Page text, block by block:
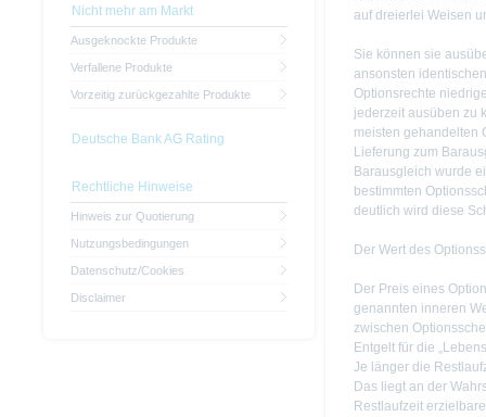
auf dreierlei Weisen
Sie können sie
ansonsten
Optionsrechte
jederzeit ausüben zu
meisten gehandelten
Lieferung zum
Barausgleich wurde
bestimmten
deutlich wird diese
Der Wert des
Der Preis eines
genannten inneren
zwischen
Entgelt für die
Je länger die
Das liegt an der
Restlaufzeit
Nicht mehr am Markt
Ausgeknockte Produkte
Verfallene Produkte
Vorzeitig zurückgezahlte Produkte
Deutsche Bank AG Rating
Rechtliche Hinweise
Hinweis zur Quotierung
Nutzungsbedingungen
Datenschutz/Cookies
Disclaimer